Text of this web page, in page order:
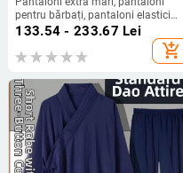
pentru bărbați, pantaloni elastici
plus size, pantaloni casual drepți,
căptușiți cu fleece, îngroșați,
bărbați
133.54 - 233.67 Lei
add_shopping_cart